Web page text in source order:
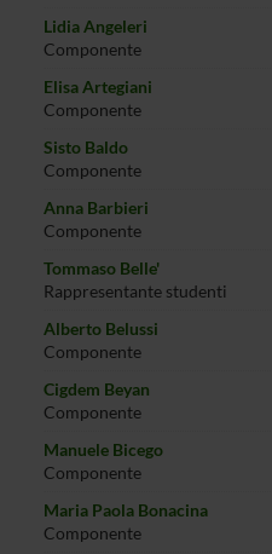
Lidia Angeleri
Componente
Elisa Artegiani
Componente
Sisto Baldo
Componente
Anna Barbieri
Componente
Tommaso Belle'
Rappresentante studenti
Alberto Belussi
Componente
Cigdem Beyan
Componente
Manuele Bicego
Componente
Maria Paola Bonacina
Componente